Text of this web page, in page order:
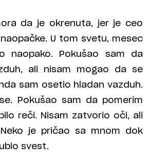
da je okrenuta, jer je ceo
U tom svetu, mesec
naopako. Pokušao sam da
ali nisam mogao da se
sam osetio hladan vazduh.
Pokušao sam da pomerim
reči. Nisam zatvorio oči, ali
je pričao sa mnom dok
svest.